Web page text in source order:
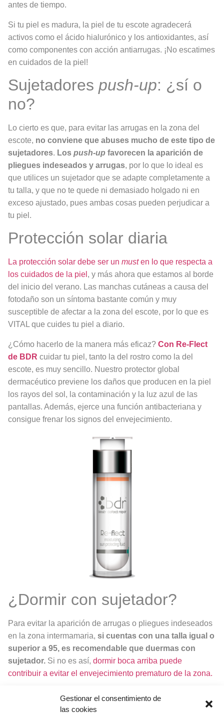
Gestionar el consentimiento de
las cookies
antes de tiempo.
Si tu piel es madura, la piel de tu escote agradecerá
activos como el ácido hialurónico y los antioxidantes, así
como componentes con acción antiarrugas. ¡No escatimes
en cuidados de la piel!
Sujetadores push-up: ¿sí o
no?
Lo cierto es que, para evitar las arrugas en la zona del
escote, no conviene que abuses mucho de este tipo de
sujetadores. Los push-up favorecen la aparición de
pliegues indeseados y arrugas, por lo que lo ideal es
que utilices un sujetador que se adapte completamente a
tu talla, y que no te quede ni demasiado holgado ni en
exceso ajustado, pues ambas cosas pueden perjudicar a
tu piel.
Protección solar diaria
La protección solar debe ser un musten lo que respecta a
los cuidados de la piel , y más ahora que estamos al borde
del inicio del verano. Las manchas cutáneas a causa del
fotodaño son un síntoma bastante común y muy
susceptible de afectar a la zona del escote, por lo que es
VITAL que cuides tu piel a diario.
¿Cómo hacerlo de la manera más eficaz? Con Re-Flect
de BDR cuidar tu piel, tanto la del rostro como la del
escote, es muy sencillo. Nuestro protector global
dermacéutico previene los daños que producen en la piel
los rayos del sol, la contaminación y la luz azul de las
pantallas. Además, ejerce una función antibacteriana y
consigue frenar los signos del envejecimiento.
¿Dormir con sujetador?
Para evitar la aparición de arrugas o pliegues indeseados
en la zona intermamaria, si cuentas con una talla igual o
superior a 95, es recomendable que duermas con
sujetador. Si no es así, dormir boca arriba puede
contribuir a evitar el envejecimiento prematuro de la zona.
¿Eres esteticosta? Dale a